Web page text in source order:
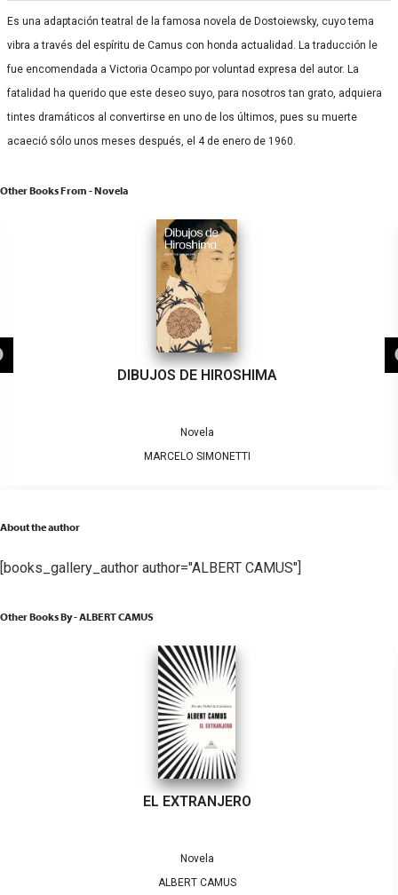
Es una adaptación teatral de la famosa novela de Dostoiewsky, cuyo tema
vibra a través del espíritu de Camus con honda actualidad. La traducción le
fue encomendada a Victoria Ocampo por voluntad expresa del autor. La
fatalidad ha querido que este deseo suyo, para nosotros tan grato, adquiera
tintes dramáticos al convertirse en uno de los últimos, pues su muerte
acaeció sólo unos meses después, el 4 de enero de 1960.
Other Books From - Novela
DIBUJOS DE HIROSHIMA
Novela
MARCELO SIMONETTI
About the author
[books_gallery_author author="ALBERT CAMUS"]
Other Books By - ALBERT CAMUS
EL EXTRANJERO
Novela
ALBERT CAMUS